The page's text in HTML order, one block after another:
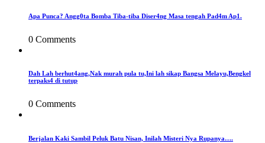
Apa Punca? Angg0ta Bomba Tiba-tiba Diser4ng Masa tengah Pad4m Ap1.
0 Comments
Dah Lah berhut4ang,Nak murah pula tu,Ini lah sikap Bangsa Melayu,Bengkel
terpaks4 di tutup
0 Comments
Berjalan Kaki Sambil Peluk Batu Nisan, Inilah Misteri Nya Rupanya….